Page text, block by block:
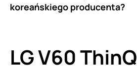
koreańskiego producenta?
LG V60 ThinQ